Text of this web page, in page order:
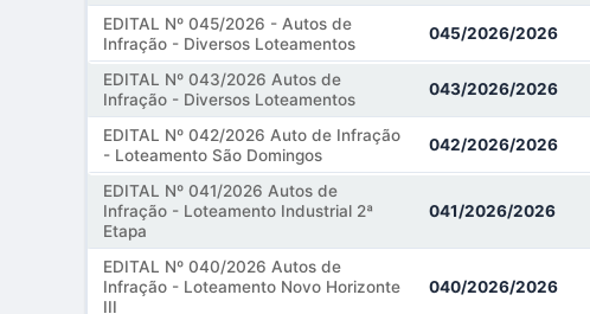
EDITAL Nº 045/2026 - Autos de
Infração - Diversos Loteamentos
045/2026/2026
EDITAL Nº 043/2026 Autos de
Infração - Diversos Loteamentos
043/2026/2026
EDITAL Nº 042/2026 Auto de Infração
- Loteamento São Domingos
042/2026/2026
EDITAL Nº 041/2026 Autos de
Infração - Loteamento Industrial 2ª
Etapa
041/2026/2026
EDITAL Nº 040/2026 Autos de
Infração - Loteamento Novo Horizonte
III
040/2026/2026